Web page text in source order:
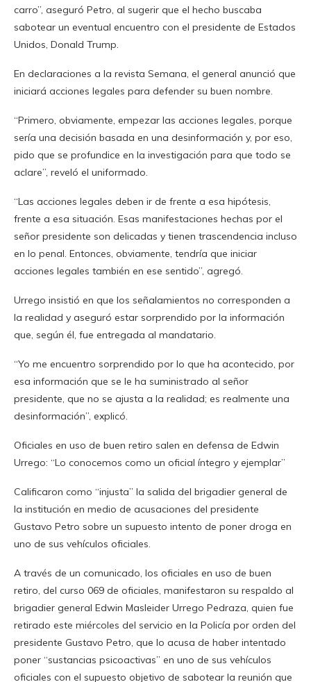
carro”, aseguró Petro, al sugerir que el hecho buscaba
sabotear un eventual encuentro con el presidente de Estados
Unidos, Donald Trump.
En declaraciones a la revista Semana, el general anunció que
iniciará acciones legales para defender su buen nombre.
“Primero, obviamente, empezar las acciones legales, porque
sería una decisión basada en una desinformación y, por eso,
pido que se profundice en la investigación para que todo se
aclare”, reveló el uniformado.
“Las acciones legales deben ir de frente a esa hipótesis,
frente a esa situación. Esas manifestaciones hechas por el
señor presidente son delicadas y tienen trascendencia incluso
en lo penal. Entonces, obviamente, tendría que iniciar
acciones legales también en ese sentido”, agregó.
Urrego insistió en que los señalamientos no corresponden a
la realidad y aseguró estar sorprendido por la información
que, según él, fue entregada al mandatario.
“Yo me encuentro sorprendido por lo que ha acontecido, por
esa información que se le ha suministrado al señor
presidente, que no se ajusta a la realidad; es realmente una
desinformación”, explicó.
Oficiales en uso de buen retiro salen en defensa de Edwin
Urrego: “Lo conocemos como un oficial íntegro y ejemplar”
Calificaron como “injusta” la salida del brigadier general de
la institución en medio de acusaciones del presidente
Gustavo Petro sobre un supuesto intento de poner droga en
uno de sus vehículos oficiales.
A través de un comunicado, los oficiales en uso de buen
retiro, del curso 069 de oficiales, manifestaron su respaldo al
brigadier general Edwin Masleider Urrego Pedraza, quien fue
retirado este miércoles del servicio en la Policía por orden del
presidente Gustavo Petro, que lo acusa de haber intentado
poner “sustancias psicoactivas” en uno de sus vehículos
oficiales con el supuesto objetivo de sabotear la reunión que